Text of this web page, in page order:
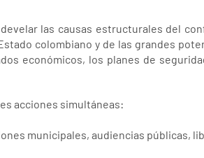
las causas estructurales del
colombiano y de las grandes
económicos, los planes de
acciones simultáneas:
municipales, audiencias públicas,